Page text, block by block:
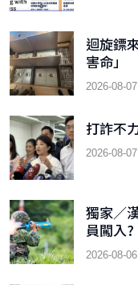
迴旋鏢
害命」
2026-08-
打詐不
2026-08-
獨家／
員闖入
2026-08-